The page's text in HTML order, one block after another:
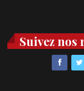
Suivez nos